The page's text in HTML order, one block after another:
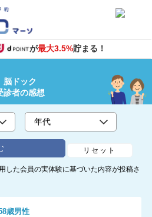
が最大3.5%貯まる！
脳ドック
診者の感想
リセット
した会員の実体験に基づいた内容が投稿さ
歳男性